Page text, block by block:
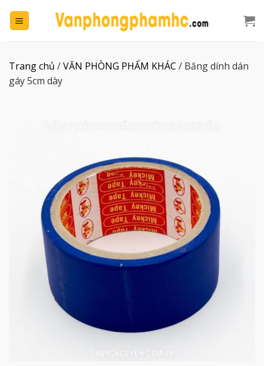
đến
Trang chủ /VĂN PHÒNG PHẨM KHÁC / Băng dính dán
gáy 5cm dày